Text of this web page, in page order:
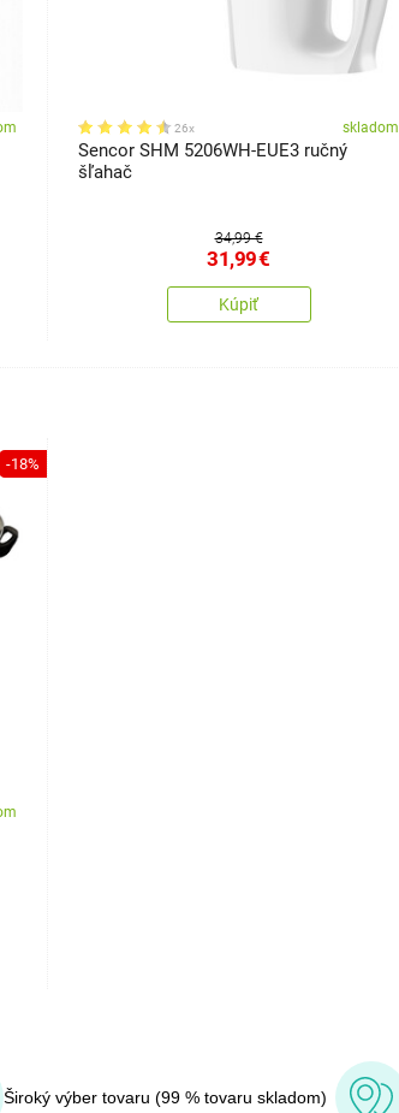
26x skladom
Sencor SHM 5206WH-EUE3 ručný
šľahač
34,99 €
31,99€
Kúpiť
-18%
Široký výber tovaru (99 % tovaru skladom)